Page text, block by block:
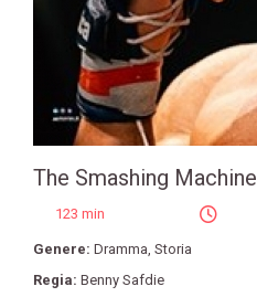
The Smashing Machine
123 min
Genere: Dramma, Storia
Regia: Benny Safdie